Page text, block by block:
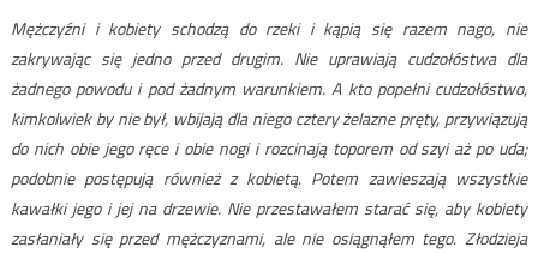
Mężczyźni i kobiety schodzą do rzeki i kąpią się razem nago, nie
zakrywając się jedno przed drugim. Nie uprawiają cudzołóstwa dla
żadnego powodu i pod żadnym warunkiem. A kto popełni cudzołóstwo,
kimkolwiek by nie był, wbijają dla niego cztery żelazne pręty, przywiązują
do nich obie jego ręce i obie nogi i rozcinają toporem od szyi aż po uda;
podobnie postępują również z kobietą. Potem zawieszają wszystkie
kawałki jego i jej na drzewie. Nie przestawałem starać się, aby kobiety
zasłaniały się przed mężczyznami, ale nie osiągnąłem tego. Złodzieja